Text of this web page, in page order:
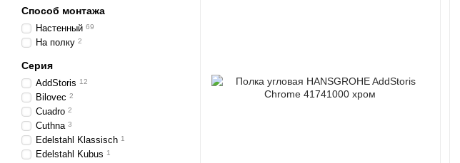
Способ монтажа
Настенный 69
На полку 2
Серия
AddStoris 12
Bilovec 2
Cuadro 2
Cuthna 3
Edelstahl Klassisch 1
Edelstahl Kubus 1